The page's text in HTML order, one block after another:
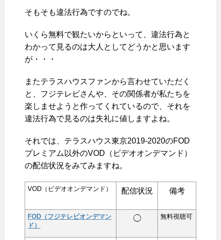
そもそも違法行為ですのでね。
いくら無料で観たいからといって、違法行為と
わかって見るのは大人としてどうかと思います
が・・・
またテラスハウスファンから言わせていただく
と、フジテレビさんや、その関係者が私たちを
楽しませようと作ってくれているので、それを
違法行為で見るのは失礼に値しますよね。
それでは、テラスハウス東京2019-2020のFOD
プレミアム以外のVOD（ビデオオンデマンド）
の配信状況をみてみますね。
VOD（ビデオオンデマンド） 配信状況 備考
FOD（フジテレビオンデマン
ド）
◯ 無料視聴可